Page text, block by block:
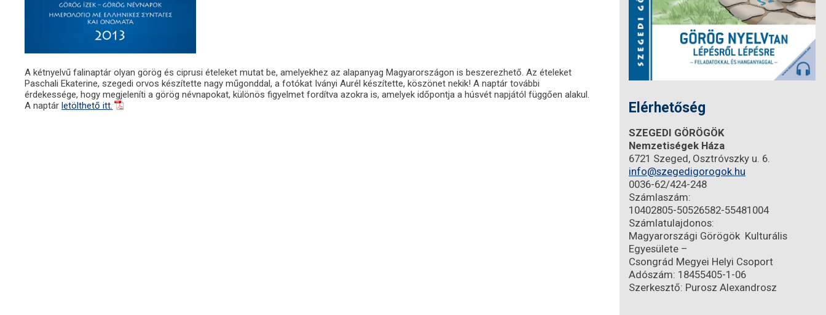
A kétnyelvű falinaptár olyan görög és ciprusi ételeket mutat be, amelyekhez az alapanyag Magyarországon is beszerezhető. Az ételeket
Paschali Ekaterine, szegedi orvos készítette nagy műgonddal, a fotókat Iványi Aurél készítette, köszönet nekik! A naptár további
érdekessége, hogy megjeleníti a görög névnapokat, különös figyelmet fordítva azokra is, amelyek időpontja a húsvét napjától függően alakul.
A naptárletölthető itt. Elérhetőség
SZEGEDI GÖRÖGÖK
Nemzetiségek Háza
6721 Szeged, Osztróvszky u. 6.
info@szegedigorogok.hu
0036-62/424-248
Számlaszám:
10402805-50526582-55481004
Számlatulajdonos:
Magyarországi Görögök Kulturális
Egyesülete –
Csongrád Megyei Helyi Csoport
Adószám: 18455405-1-06
Szerkesztő: Purosz Alexandrosz